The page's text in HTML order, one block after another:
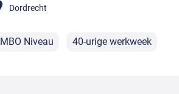
Dordrecht
MBO Niveau 40-urige werkweek